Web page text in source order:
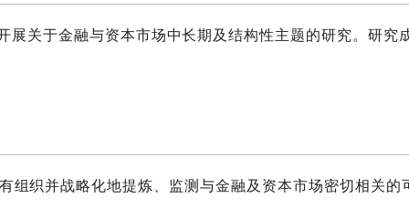
展关于金融与资本市场中长期及结构性主题的研究。研
组织并战略化地提炼、监测与金融及资本市场密切相关